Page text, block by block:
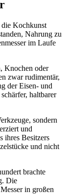
die Kochkunst
Nahrung zu
im Laufe
Knochen oder
zwar rudimentär,
der Eisen- und
haltbarer
sondern
und
ihres Besitzers
und nicht
brachte
Die
in großen